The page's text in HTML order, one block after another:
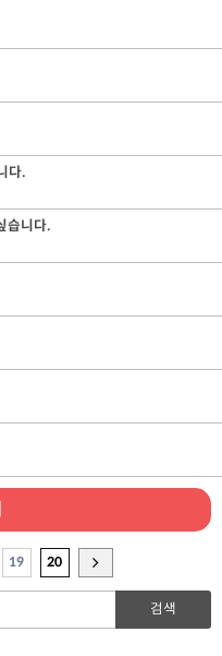
다.
습니다.
19 20
검색